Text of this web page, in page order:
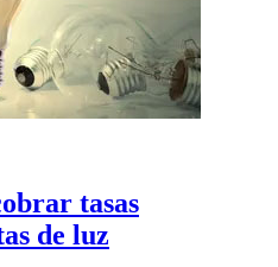
tasas
de luz